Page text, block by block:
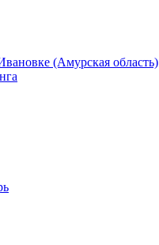
(Амурская область)